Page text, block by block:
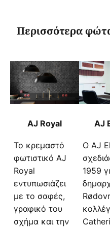
Περισσότερα
AJ Royal
Το κρεμαστό
φωτιστικό AJ
Royal
εντυπωσιάζει
με το σαφές,
γραφικό του
σχήμα και την
AJ
Ο AJ
1959